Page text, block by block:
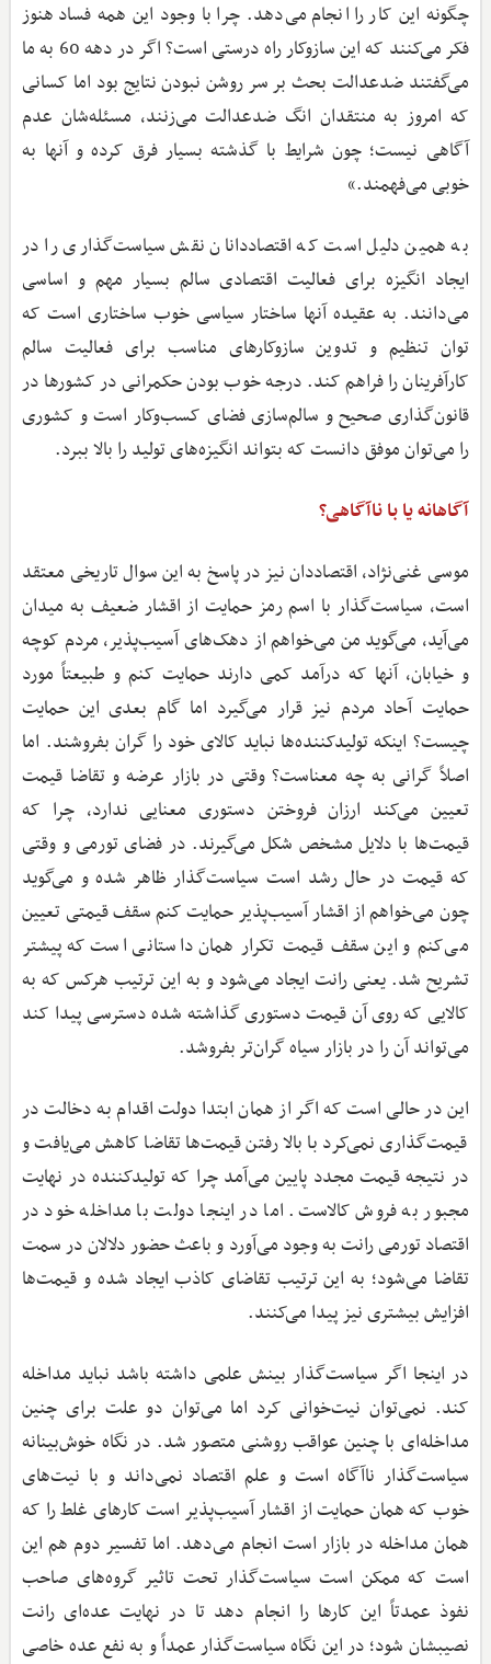
چگونه این کار را انجام می‌دهد. چرا با وجود این همه فساد هنوز
فکر می‌کنند که این سازوکار راه درستی است؟ اگر در دهه 60 به ما
می‌گفتند ضدعدالت بحث بر سر روشن نبودن نتایج بود اما کسانی
که امروز به منتقدان انگ ضدعدالت می‌زنند، مسئله‌شان عدم
آگاهی نیست؛ چون شرایط با گذشته بسیار فرق کرده و آنها به
خوبی می‌فهمند.»
به همین دلیل است که اقتصاددانان نقش سیاست‌گذاری را در
ایجاد انگیزه برای فعالیت اقتصادی سالم بسیار مهم و اساسی
می‌دانند. به عقیده آنها ساختار سیاسی خوب ساختاری است که
توان تنظیم و تدوین سازوکارهای مناسب برای فعالیت سالم
کارآفرینان را فراهم کند. درجه خوب بودن حکمرانی در کشورها در
قانون‌گذاری صحیح و سالم‌سازی فضای کسب‌وکار است و کشوری
را می‌توان موفق دانست که بتواند انگیزه‌های تولید را بالا ببرد.
آگاهانه یا با ناآگاهی؟
موسی غنی‌نژاد، اقتصاددان نیز در پاسخ به این سوال تاریخی معتقد
است، سیاست‌گذار با اسم رمز حمایت از اقشار ضعیف به میدان
می‌آید، می‌گوید من می‌خواهم از دهک‌های آسیب‌پذیر، مردم کوچه
و خیابان، آنها که درآمد کمی دارند حمایت کنم و طبیعتاً مورد
حمایت آحاد مردم نیز قرار می‌گیرد اما گام بعدی این حمایت
چیست؟ اینکه تولیدکننده‌ها نباید کالای خود را گران بفروشند. اما
اصلاً گرانی به چه معناست؟ وقتی در بازار عرضه و تقاضا قیمت
تعیین می‌کند ارزان فروختن دستوری معنایی ندارد، چرا که
قیمت‌ها با دلایل مشخص شکل می‌گیرند. در فضای تورمی و وقتی
که قیمت در حال رشد است سیاست‌گذار ظاهر شده و می‌گوید
چون می‌خواهم از اقشار آسیب‌پذیر حمایت کنم سقف قیمتی تعیین
می‌کنم و این سقف قیمت تکرار همان داستانی است که پیشتر
تشریح شد. یعنی رانت ایجاد می‌شود و به این ترتیب هرکس که به
کالایی که روی آن قیمت دستوری گذاشته شده دسترسی پیدا کند
می‌تواند آن را در بازار سیاه گران‌تر بفروشد.
این در حالی است که اگر از همان ابتدا دولت اقدام به دخالت در
قیمت‌گذاری نمی‌کرد با بالا رفتن قیمت‌ها تقاضا کاهش می‌یافت و
در نتیجه قیمت مجدد پایین می‌آمد چرا که تولیدکننده در نهایت
مجبور به فروش کالاست. اما در اینجا دولت با مداخله خود در
اقتصاد تورمی رانت به وجود می‌آورد و باعث حضور دلالان در سمت
تقاضا می‌شود؛ به این ترتیب تقاضای کاذب ایجاد شده و قیمت‌ها
افزایش بیشتری نیز پیدا می‌کنند.
در اینجا اگر سیاست‌گذار بینش علمی داشته باشد نباید مداخله
کند. نمی‌توان نیت‌خوانی کرد اما می‌توان دو علت برای چنین
مداخله‌ای با چنین عواقب روشنی متصور شد. در نگاه خوش‌بینانه
سیاست‌گذار ناآگاه است و علم اقتصاد نمی‌داند و با نیت‌های
خوب که همان حمایت از اقشار آسیب‌پذیر است کارهای غلط را که
همان مداخله در بازار است انجام می‌دهد. اما تفسیر دوم هم این
است که ممکن است سیاست‌گذار تحت تاثیر گروه‌های صاحب
نفوذ عمدتاً این کارها را انجام دهد تا در نهایت عده‌ای رانت
نصیبشان شود؛ در این نگاه سیاست‌گذار عمداً و به نفع عده خاصی